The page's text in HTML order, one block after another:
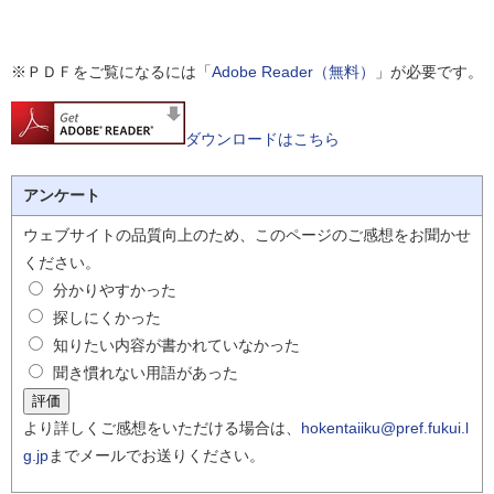
※ＰＤＦをご覧になるには「Adobe Reader（無料） 」が必要です。
ダウンロードはこちら
アンケート
ウェブサイトの品質向上のため、このページのご感想をお聞かせ
ください。
分かりやすかった
探しにくかった
知りたい内容が書かれていなかった
聞き慣れない用語があった
より詳しくご感想をいただける場合は、 hokentaiiku@pref.fukui.l
g.jpまでメールでお送りください。